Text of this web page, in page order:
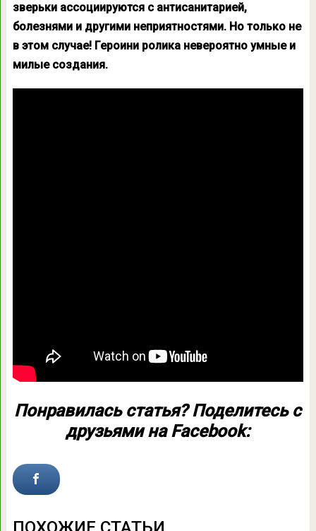
зверьки ассоциируются с антисанитарией,
болезнями и другими неприятностями. Но только не
в этом случае! Героини ролика невероятно умные и
милые создания.
Понравилась статья? Поделитесь с
друзьями на Facebook: